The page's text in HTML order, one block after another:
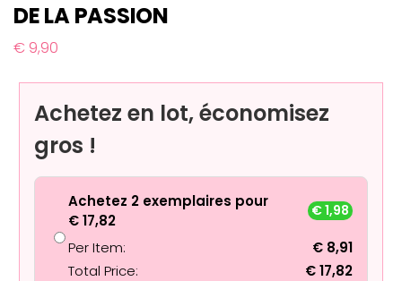
DE LA PASSION
€ 9,90
Achetez en lot, économisez
gros !
Achetez 2 exemplaires pour
€17,82
€1,98
Per Item: € 8,91
Total Price:
€17,82